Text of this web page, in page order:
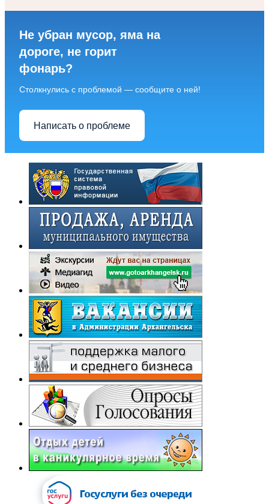
Не убран мусор, яма на
дороге, не горит
фонарь?
Столкнулись с проблемой — сообщите о ней!
Написать о проблеме